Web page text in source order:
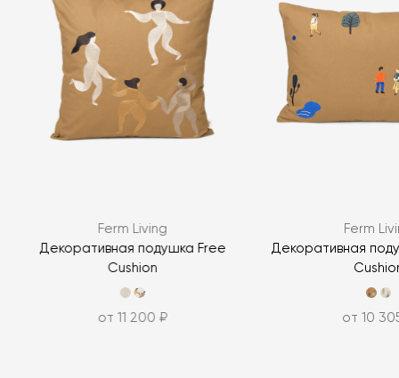
ЗАДАТЬ ВОПРОС
ЗАДАТЬ ВОПРОС
Ferm Living
Декоративная подушка Free
Cushion
от 11 200 ₽
Ferm
Декоративная
от 10